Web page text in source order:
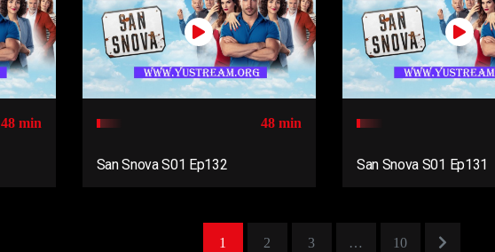
48 min 48 min
San Snova S01 Ep132 San Snova S01 Ep131
1 2 3 … 10